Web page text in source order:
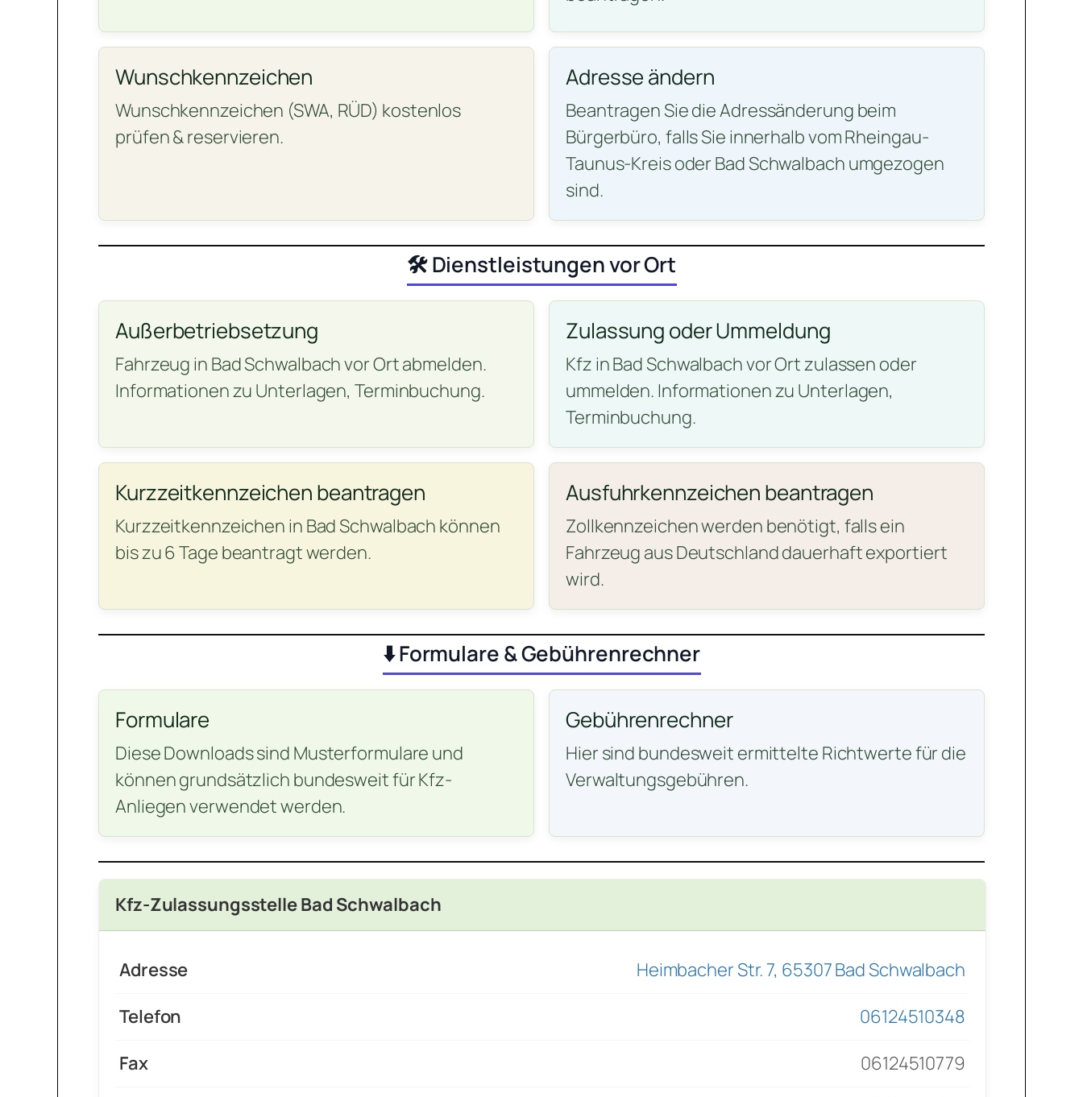
Wunschkennzeichen
Wunschkennzeichen (SWA, RÜD) kostenlos
prüfen & reservieren.
Adresse ändern
Beantragen Sie die Adressänderung beim
Bürgerbüro, falls Sie innerhalb vom Rheingau-
Taunus-Kreis oder Bad Schwalbach umgezogen
sind.
🛠️ Dienstleistungen vor Ort
Außerbetriebsetzung
Fahrzeug in Bad Schwalbach vor Ort abmelden.
Informationen zu Unterlagen, Terminbuchung.
Zulassung oder Ummeldung
Kfz in Bad Schwalbach vor Ort zulassen oder
ummelden. Informationen zu Unterlagen,
Terminbuchung.
Kurzzeitkennzeichen beantragen
Kurzzeitkennzeichen in Bad Schwalbach können
bis zu 6 Tage beantragt werden.
Ausfuhrkennzeichen beantragen
Zollkennzeichen werden benötigt, falls ein
Fahrzeug aus Deutschland dauerhaft exportiert
wird.
⬇️ Formulare & Gebührenrechner
Formulare
Diese Downloads sind Musterformulare und
können grundsätzlich bundesweit für Kfz-
Anliegen verwendet werden.
Gebührenrechner
Hier sind bundesweit ermittelte Richtwerte für die
Verwaltungsgebühren.
Kfz-Zulassungsstelle Bad Schwalbach
Adresse
Heimbacher Str. 7, 65307 Bad Schwalbach
Telefon
06124510348
Fax
06124510779